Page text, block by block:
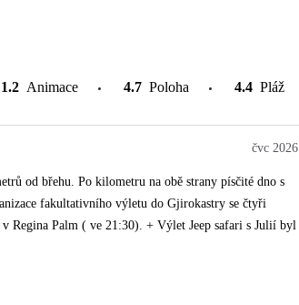
1.2 Animace 4.7 Poloha 4.4 Pláž
čvc 2026